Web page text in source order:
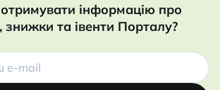
інформацію про
знижки та івенти Порталу?